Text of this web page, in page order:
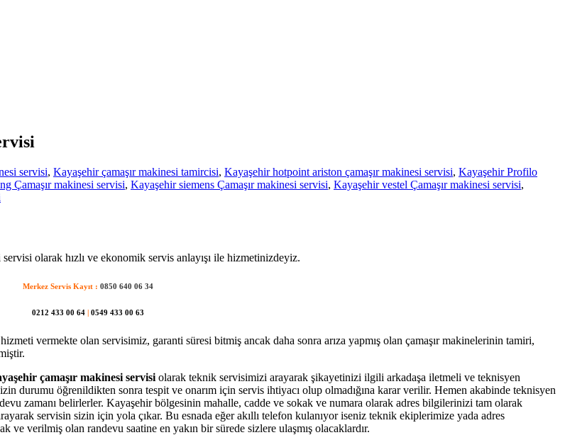
servisi, Kayaşehir çamaşır makinesi tamircisi, Kayaşehir hotpoint ariston çamaşır makinesi servisi, Kayaşehir Profilo
Çamaşır makinesi servisi, Kayaşehir siemens Çamaşır makinesi servisi, Kayaşehir vestel Çamaşır makinesi servisi,
olarak hızlı ve ekonomik servis anlayışı ile hizmetinizdeyiz.
Merkez Servis Kayıt : 0850 640 06 34
0212 433 00 64 | 0549 433 00 63
hizmeti vermekte olan servisimiz, garanti süresi bitmiş ancak daha sonra arıza yapmış olan çamaşır makinelerinin tamiri,
çamaşır makinesi servisi olarak teknik servisimizi arayarak şikayetinizi ilgili arkadaşa iletmeli ve teknisyen
öğrenildikten sonra tespit ve onarım için servis ihtiyacı olup olmadığına karar verilir. Hemen akabinde teknisyen
zamanı belirlerler. Kayaşehir bölgesinin mahalle, cadde ve sokak ve numara olarak adres bilgilerinizi tam olarak
servisin sizin için yola çıkar. Bu esnada eğer akıllı telefon kulanıyor iseniz teknik ekiplerimize yada adres
ve verilmiş olan randevu saatine en yakın bir sürede sizlere ulaşmış olacaklardır.